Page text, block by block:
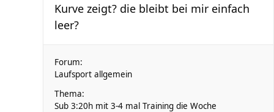
Kurve zeigt? die bleibt bei mir einfach
leer?
Forum:
Laufsport allgemein
Thema:
Sub 3:20h mit 3-4 mal Training die Woche